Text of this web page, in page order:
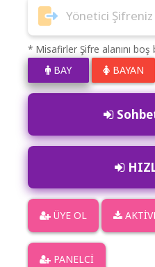
* Misafirler Şifre alanını boş
BAY
BAYAN
ÜYE OL
PANELCİ